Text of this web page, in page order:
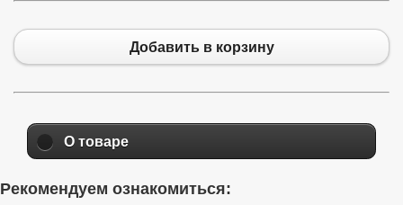
Добавить в корзину
О товаре
Рекомендуем ознакомиться: